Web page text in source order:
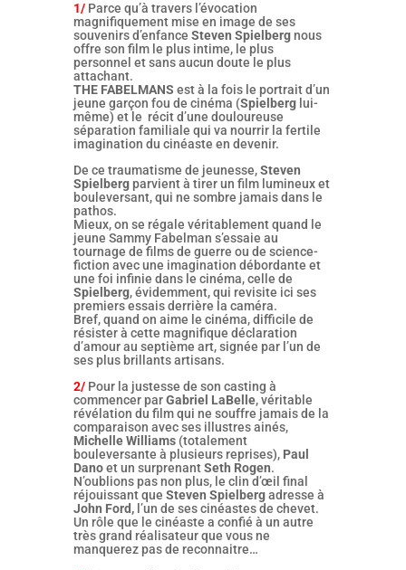
1/ Parce qu’à travers l’évocation
magnifiquement mise en image de ses
souvenirs d’enfance Steven Spielbergnous
offre son film le plus intime, le plus
personnel et sans aucun doute le plus
attachant.
THE FABELMANS est à la fois le portrait d’un
jeune garçon fou de cinéma (Spielberglui-
même) et le récit d’une douloureuse
séparation familiale qui va nourrir la fertile
imagination du cinéaste en devenir.
De ce traumatisme de jeunesse,Steven
Spielbergparvient à tirer un film lumineux et
bouleversant, qui ne sombre jamais dans le
pathos.
Mieux, on se régale véritablement quand le
jeune Sammy Fabelman s’essaie au
tournage de films de guerre ou de science-
fiction avec une imagination débordante et
une foi infinie dans le cinéma, celle de
Spielberg, évidemment, qui revisite ici ses
premiers essais derrière la caméra.
Bref, quand on aime le cinéma, difficile de
résister à cette magnifique déclaration
d’amour au septième art, signée par l’un de
ses plus brillants artisans.
2/ Pour la justesse de son casting à
commencer parGabriel LaBelle, véritable
révélation du film qui ne souffre jamais de la
comparaison avec ses illustres ainés,
Michelle Williams(totalement
bouleversante à plusieurs reprises), Paul
Danoet un surprenantSeth Rogen.
N’oublions pas non plus, le clin d’œil final
réjouissant que Steven Spielbergadresse à
John Ford,l’un de ses cinéastes de chevet.
Un rôle que le cinéaste a confié à un autre
très grand réalisateur que vous ne
manquerez pas de reconnaitre…